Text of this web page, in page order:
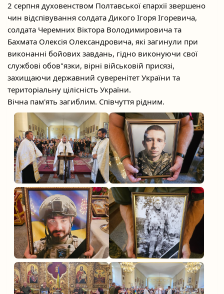
2 серпня духовенством Полтавської єпархії звершено
чин відспівування солдата Дикого Ігоря Ігоревича,
солдата Черемних Віктора Володимировича та
Бахмата Олексія Олександровича, які загинули при
виконанні бойових завдань, гідно виконуючи свої
службові обов"язки, вірні військовій присязі,
захищаючи державний суверенітет України та
територіальну цілісність України.
Вічна пам'ять загиблим. Співчуття рідним.